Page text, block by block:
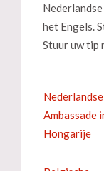
het Engels.
Stuur uw tip
Nederlandse
Ambassade
Hongarije